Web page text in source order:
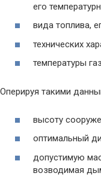
его
вида топлива,
технических
температуры
Оперируя такими
высоту
оптимальный
допустимую
возводимая